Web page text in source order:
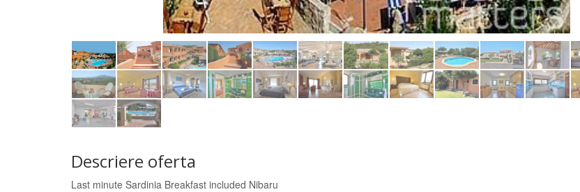
Descriere oferta
Last minute Sardinia Breakfast included Nibaru